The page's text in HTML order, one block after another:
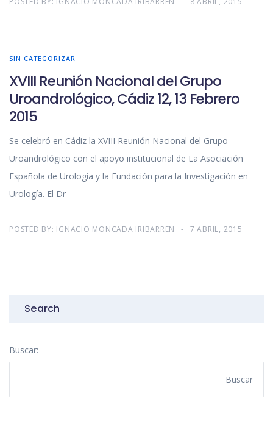
SIN CATEGORIZAR
XVIII Reunión Nacional del Grupo
Uroandrológico, Cádiz 12, 13 Febrero
2015
Se celebró en Cádiz la XVIII Reunión Nacional del Grupo
Uroandrológico con el apoyo institucional de La Asociación
Española de Urología y la Fundación para la Investigación en
Urología. El Dr
POSTED BY: IGNACIO MONCADA IRIBARREN 7 ABRIL, 2015
Search
Buscar: